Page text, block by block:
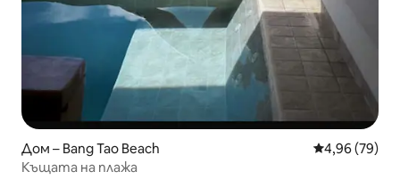
Дом – Bang Tao Beach Средна
4,96 (79)
Къщата на плажа